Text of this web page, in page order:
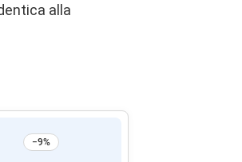
alla
−9%